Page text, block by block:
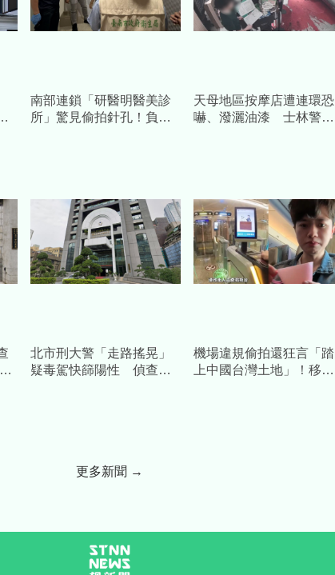
2
南部連鎖「研醫明醫美診
所」驚見偷拍針孔！負責
天母地區按摩店遭連環恐
嚇、潑灑油漆 士林警鐵
北市刑大警「走路搖晃」
疑毒駕快篩陽性 偵查
機場違規偷拍還狂言「踏
上中國台灣土地」！移民
更多新聞 →